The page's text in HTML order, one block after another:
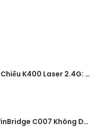
Review Bút Trình Chiếu K400 Laser 2.4G: Nhỏ Gọn, Ổn Định, Lý Tưởng Cho Giáo Viên Và Doanh Nghiệp
Máy Trợ Giảng WinBridge C007 Không Dây – Pin Lâu, Âm Thanh Rõ